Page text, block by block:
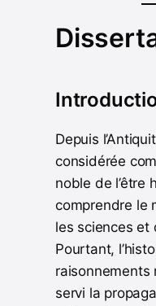
Depuis
considérée
noble de l’être
comprendre le
les sciences et
Pourtant,
raisonnements
servi la